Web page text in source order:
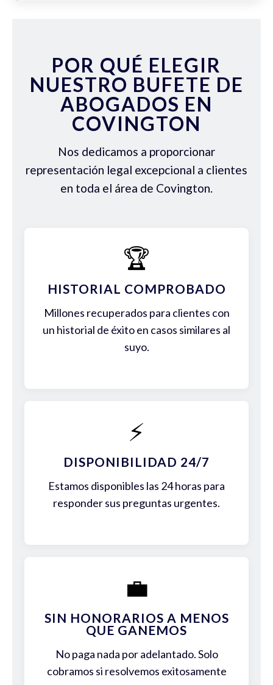
POR QUÉ ELEGIR
NUESTRO BUFETE DE
ABOGADOS EN
COVINGTON
Nos dedicamos a proporcionar
representación legal excepcional a clientes
en toda el área de Covington.
🏆
HISTORIAL COMPROBADO
Millones recuperados para clientes con
un historial de éxito en casos similares al
suyo.
⚡
DISPONIBILIDAD 24/7
Estamos disponibles las 24 horas para
responder sus preguntas urgentes.
💼
SIN HONORARIOS A MENOS
QUE GANEMOS
No paga nada por adelantado. Solo
cobramos si resolvemos exitosamente